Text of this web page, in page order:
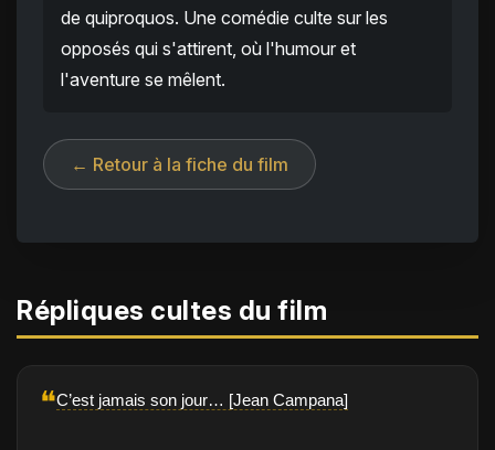
de quiproquos. Une comédie culte sur les
opposés qui s'attirent, où l'humour et
l'aventure se mêlent.
← Retour à la fiche du film
Répliques cultes du film
❝C’est jamais son jour… [Jean Campana]